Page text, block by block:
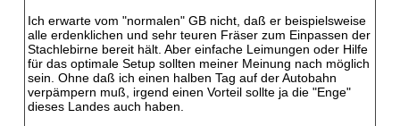
Ich erwarte vom "normalen" GB nicht, daß er beispielsweise
alle erdenklichen und sehr teuren Fräser zum Einpassen der
Stachlebirne bereit hält. Aber einfache Leimungen oder Hilfe
für das optimale Setup sollten meiner Meinung nach möglich
sein. Ohne daß ich einen halben Tag auf der Autobahn
verpämpern muß, irgend einen Vorteil sollte ja die "Enge"
dieses Landes auch haben.